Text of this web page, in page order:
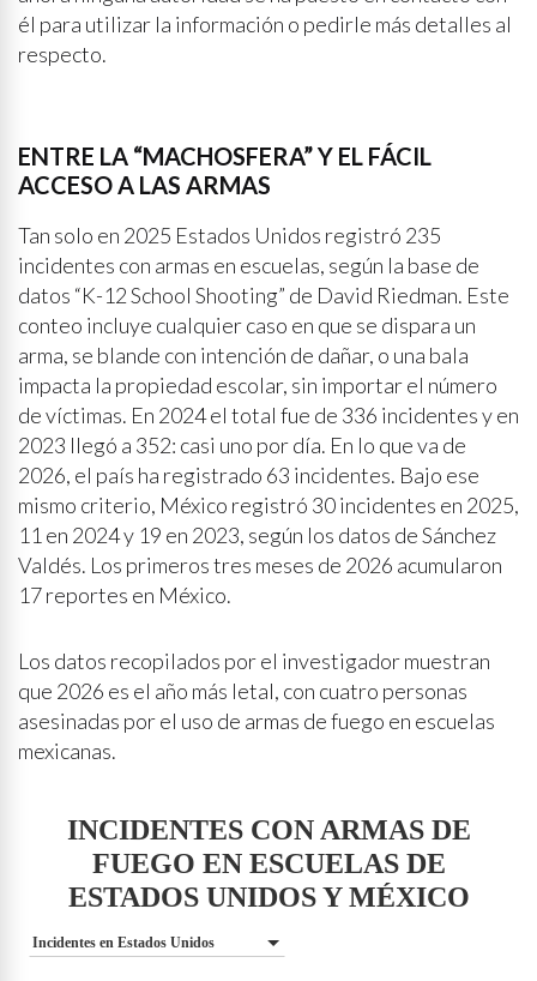
él para utilizar la información o pedirle más detalles al
respecto.
ENTRE LA “MACHOSFERA” Y EL FÁCIL
ACCESO A LAS ARMAS
Tan solo en 2025 Estados Unidos registró 235
incidentes con armas en escuelas, según la base de
datos “K-12 School Shooting” de David Riedman. Este
conteo incluye cualquier caso en que se dispara un
arma, se blande con intención de dañar, o una bala
impacta la propiedad escolar, sin importar el número
de víctimas. En 2024 el total fue de 336 incidentes y en
2023 llegó a 352: casi uno por día. En lo que va de
2026, el país ha registrado 63 incidentes. Bajo ese
mismo criterio, México registró 30 incidentes en 2025,
11 en 2024 y 19 en 2023, según los datos de Sánchez
Valdés. Los primeros tres meses de 2026 acumularon
17 reportes en México.
Los datos recopilados por el investigador muestran
que 2026 es el año más letal, con cuatro personas
asesinadas por el uso de armas de fuego en escuelas
mexicanas.